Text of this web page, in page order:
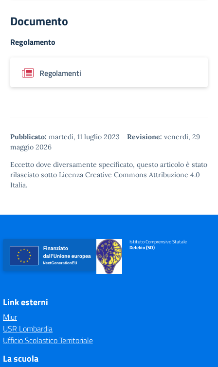
Documento
Regolamento
Regolamenti
Pubblicato: martedì, 11 luglio 2023 - Revisione: venerdì, 29
maggio 2026
Eccetto dove diversamente specificato, questo articolo è stato
rilasciato sotto Licenza Creative Commons Attribuzione 4.0
Italia.
Istituto Comprensivo Statale
Delebio (SO)
Link esterni
Miur
USR Lombardia
Ufficio Scolastico Territoriale
La scuola